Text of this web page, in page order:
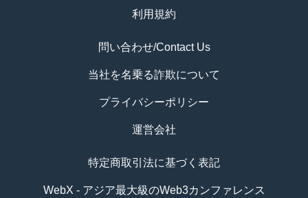
利用規約
問い合わせ/Contact Us
当社を名乗る詐欺について
プライバシーポリシー
運営会社
特定商取引法に基づく表記
WebX - アジア最大級のWeb3カンファレンス